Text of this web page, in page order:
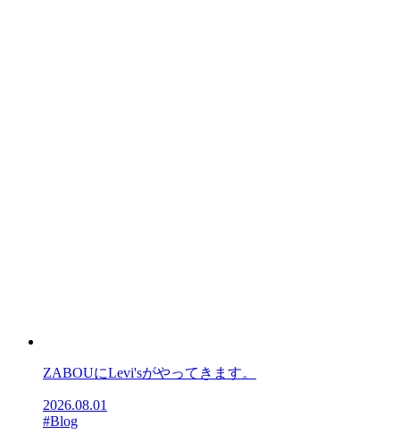
ZABOUにLevi'sがやってきます。
2026.08.01
#Blog